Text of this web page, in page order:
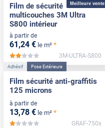
Meilleure vente
Film de sécurité
multicouches 3M Ultra
S800 intérieur
à partir de
61,24 € le m² *
*****
3M-ULTRA-S800
Adhésif Pose Extérieure
Film sécurité anti-graffitis
125 microns
à partir de
13,78 € le m² *
*****
GRAF-750x